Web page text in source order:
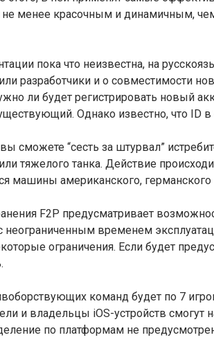
не менее красочным и динамичным,
пока что неизвестна, на
разработчики и о совместимости
ли будет регистрировать новый
Однако известно, что ID
сможете “сесть за штурвал”
тяжелого танка. Действие
машины американского, германского
F2P предусматривает
временем
ограничения. Если будет
команд будет по 7
и владельцы iOS-устройств смогут
по платформам не